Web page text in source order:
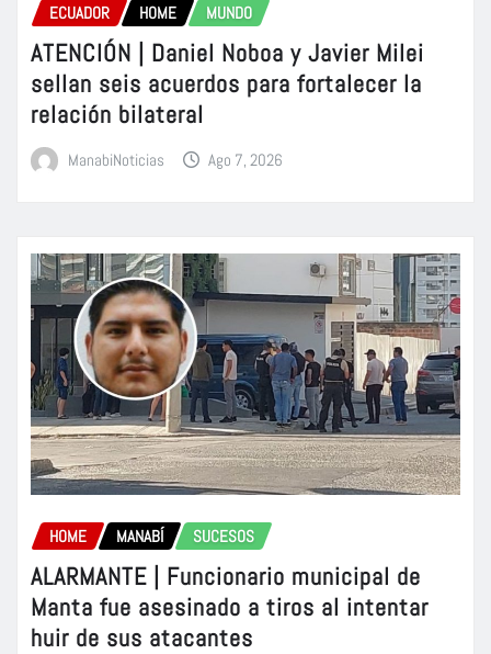
ECUADOR HOME MUNDO
ATENCIÓN | Daniel Noboa y Javier Milei
sellan seis acuerdos para fortalecer la
relación bilateral
ManabiNoticias Ago 7, 2026
HOME MANABÍ SUCESOS
ALARMANTE | Funcionario municipal de
Manta fue asesinado a tiros al intentar
huir de sus atacantes